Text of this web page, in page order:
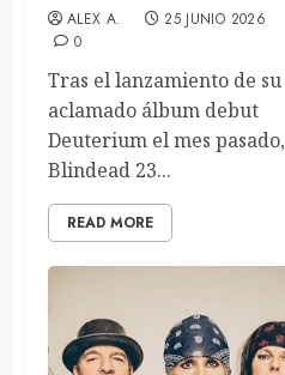
ALEX A.
25 JUNIO 2026
0
Tras el lanzamiento de su
aclamado álbum debut
Deuterium el mes pasado,
Blindead 23...
READ MORE